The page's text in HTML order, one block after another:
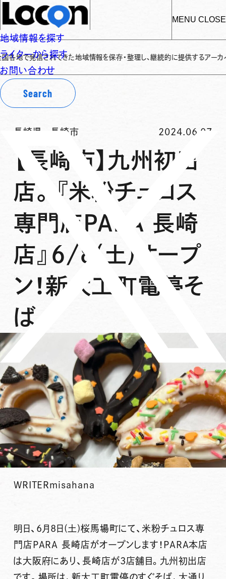
MENU CLOSE
地域情報を探す
ライターから探す
お問い合わせ
Search
れてきた地域情報を保存・整理し、継続的に提供するアーカイブサイトです
長崎県 長崎市 2024.06.07
【長崎市】九州初出
店。『米粉チュロス
専門店PARA 長崎
店』6/8(土)オープ
ン！新大工町電停そ
ば
WRITERmisahana
明日、 6月8日(土)桜馬場町にて、 米粉チュロス専
門店PARA 長崎店がオープンします！PARA本店
は大阪府にあり、長崎店が3店舗目。 九州初出店
です。場所は、新大工町電停のすぐそば、大通り